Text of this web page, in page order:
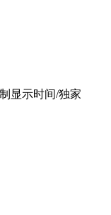
显示时间/独家